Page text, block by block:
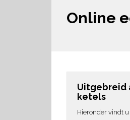
Online
Uitgebreid
ketels
Hieronder vindt